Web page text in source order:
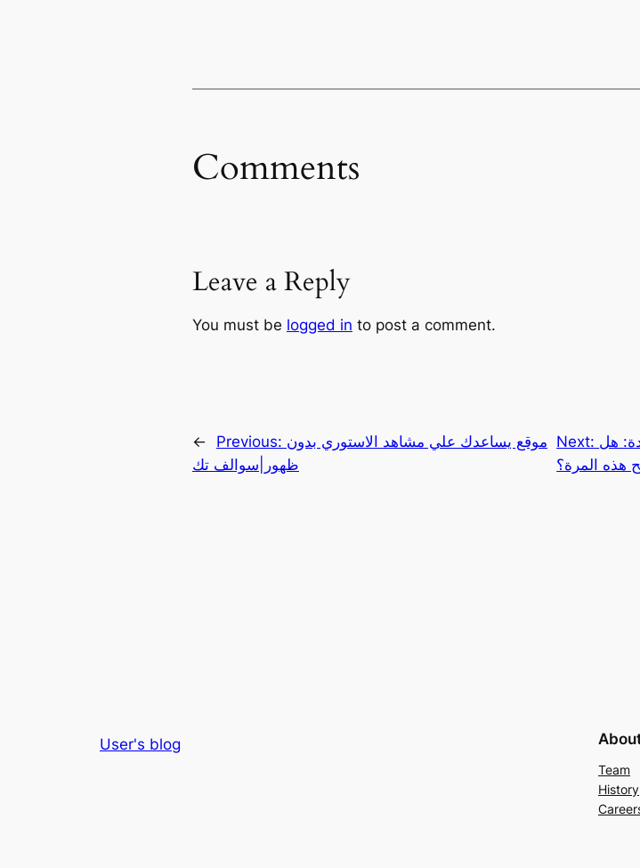
Comments
Leave a Reply
You must be logged in to post a comment.
← Previous: موقع يساعدك علي مشاهد الاستوري بدون
ظهور|سوالف تك
Next: هل
هذه المرة؟
User's blog
Team
History